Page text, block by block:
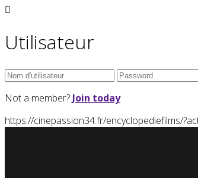
Utilisateur
Not a member? Join today
https://cinepassion34.fr/encyclopediefilms/